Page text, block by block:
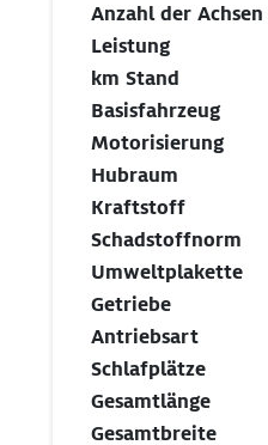
Anzahl der Achsen
Leistung
km Stand
Basisfahrzeug
Motorisierung
Hubraum
Kraftstoff
Schadstoffnorm
Umweltplakette
Getriebe
Antriebsart
Schlafplätze
Gesamtlänge
Gesamtbreite